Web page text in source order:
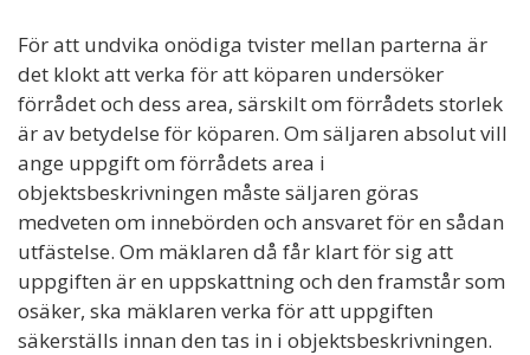
För att undvika onödiga tvister mellan parterna är
det klokt att verka för att köparen undersöker
förrådet och dess area, särskilt om förrådets storlek
är av betydelse för köparen. Om säljaren absolut vill
ange uppgift om förrådets area i
objektsbeskrivningen måste säljaren göras
medveten om innebörden och ansvaret för en sådan
utfästelse. Om mäklaren då får klart för sig att
uppgiften är en uppskattning och den framstår som
osäker, ska mäklaren verka för att uppgiften
säkerställs innan den tas in i objektsbeskrivningen.